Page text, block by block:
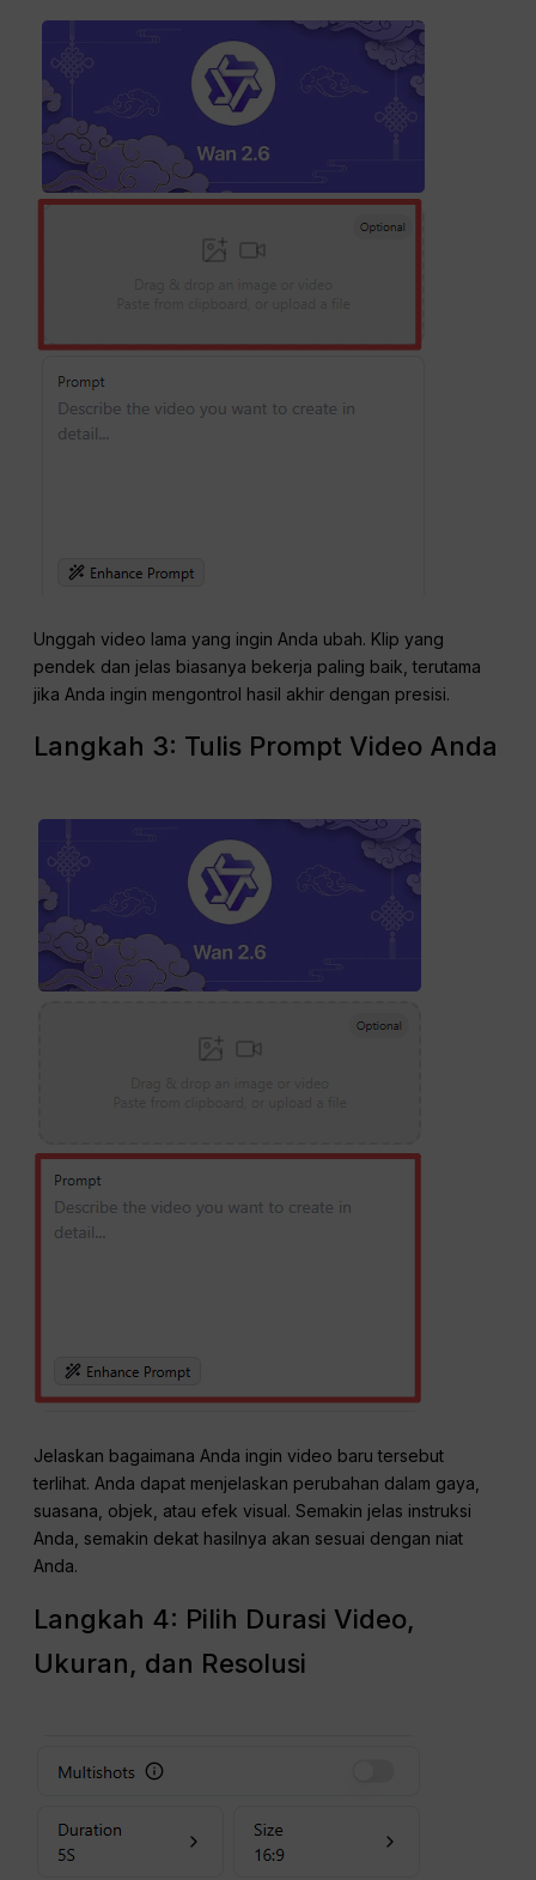
Unggah video lama yang ingin Anda ubah. Klip yang
pendek dan jelas biasanya bekerja paling baik, terutama
jika Anda ingin mengontrol hasil akhir dengan presisi.
Langkah 3: Tulis Prompt Video Anda
Jelaskan bagaimana Anda ingin video baru tersebut
terlihat. Anda dapat menjelaskan perubahan dalam gaya,
suasana, objek, atau efek visual. Semakin jelas instruksi
Anda, semakin dekat hasilnya akan sesuai dengan niat
Anda.
Langkah 4: Pilih Durasi Video,
Ukuran, dan Resolusi